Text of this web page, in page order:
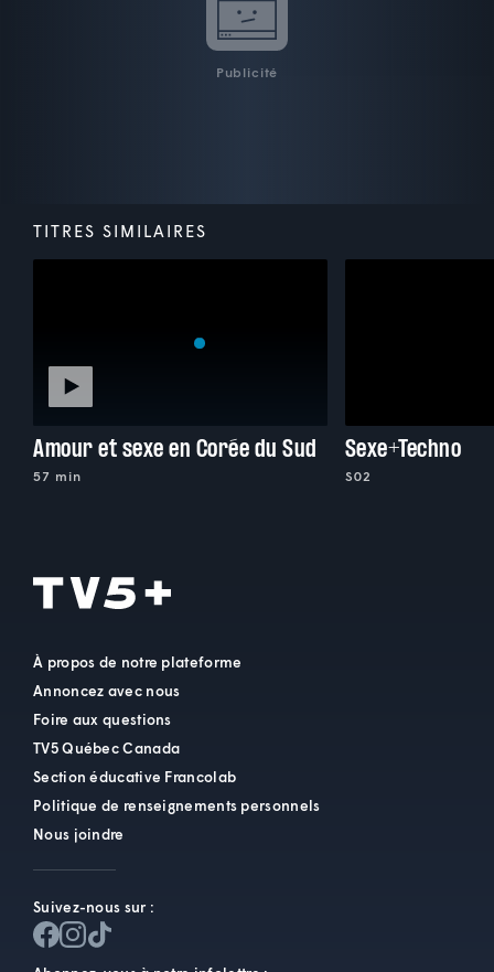
Publicité
TITRES SIMILAIRES
Amour et sexe en Corée du Sud
57 min
Sexe+Techno
S02
À propos de notre plateforme
Annoncez avec nous
Foire aux questions
TV5 Québec Canada
Section éducative Francolab
Politique de renseignements personnels
Nous joindre
Suivez-nous sur :